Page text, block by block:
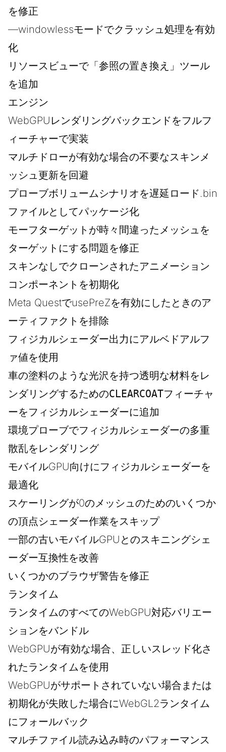
を修正
—windowlessモードでクラッシュ処理を有効
化
リソースビューで「参照の置き換え」ツール
を追加
エンジン
WebGPUレンダリングバックエンドをフルフ
ィーチャーで実装
マルチドローが有効な場合の不要なスキンメ
ッシュ更新を回避
プローブボリュームシナリオを遅延ロード.bin
ファイルとしてパッケージ化
モーフターゲットが時々間違ったメッシュを
ターゲットにする問題を修正
スキンなしでクローンされたアニメーション
コンポーネントを初期化
Meta QuestでusePreZを有効にしたときのア
ーティファクトを排除
フィジカルシェーダー出力にアルベドアルフ
ァ値を使用
車の塗料のような光沢を持つ透明な材料をレ
ンダリングするためのCLEARCOATフィーチャ
ーをフィジカルシェーダーに追加
環境プローブでフィジカルシェーダーの多重
散乱をレンダリング
モバイルGPU向けにフィジカルシェーダーを
最適化
スケーリングが0のメッシュのためのいくつか
の頂点シェーダー作業をスキップ
一部の古いモバイルGPUとのスキニングシェ
ーダー互換性を改善
いくつかのブラウザ警告を修正
ランタイム
ランタイムのすべてのWebGPU対応バリエー
ションをバンドル
WebGPUが有効な場合、正しいスレッド化さ
れたランタイムを使用
WebGPUがサポートされていない場合または
初期化が失敗した場合にWebGL2ランタイム
にフォールバック
マルチファイル読み込み時のパフォーマンス